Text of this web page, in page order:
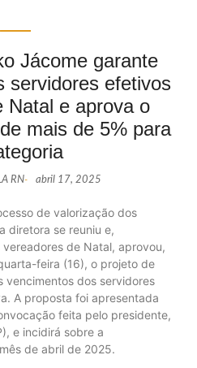
Jácome garante
servidores efetivos
Natal e aprova o
mais de 5% para
RN- abril 17, 2025
de valorização dos
diretora se reuniu e,
de Natal, aprovou,
feira (16), o projeto de
vencimentos dos servidores
A proposta foi apresentada
feita pelo presidente,
e incidirá sobre a
de abril de 2025.